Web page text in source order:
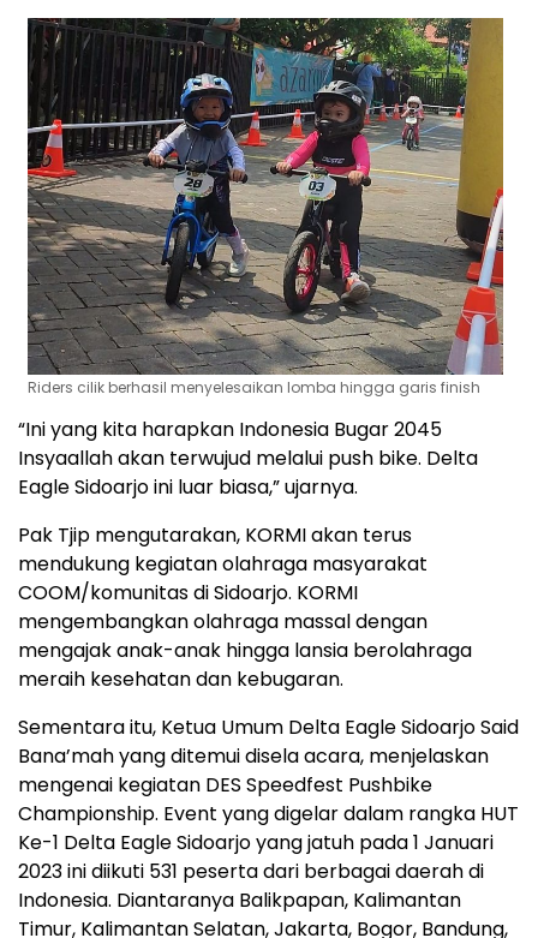
Riders cilik berhasil menyelesaikan lomba hingga garis finish
“Ini yang kita harapkan Indonesia Bugar 2045
Insyaallah akan terwujud melalui push bike. Delta
Eagle Sidoarjo ini luar biasa,” ujarnya.
Pak Tjip mengutarakan, KORMI akan terus
mendukung kegiatan olahraga masyarakat
COOM/komunitas di Sidoarjo. KORMI
mengembangkan olahraga massal dengan
mengajak anak-anak hingga lansia berolahraga
meraih kesehatan dan kebugaran.
Sementara itu, Ketua Umum Delta Eagle Sidoarjo Said
Bana’mah yang ditemui disela acara, menjelaskan
mengenai kegiatan DES Speedfest Pushbike
Championship. Event yang digelar dalam rangka HUT
Ke-1 Delta Eagle Sidoarjo yang jatuh pada 1 Januari
2023 ini diikuti 531 peserta dari berbagai daerah di
Indonesia. Diantaranya Balikpapan, Kalimantan
Timur, Kalimantan Selatan, Jakarta, Bogor, Bandung,